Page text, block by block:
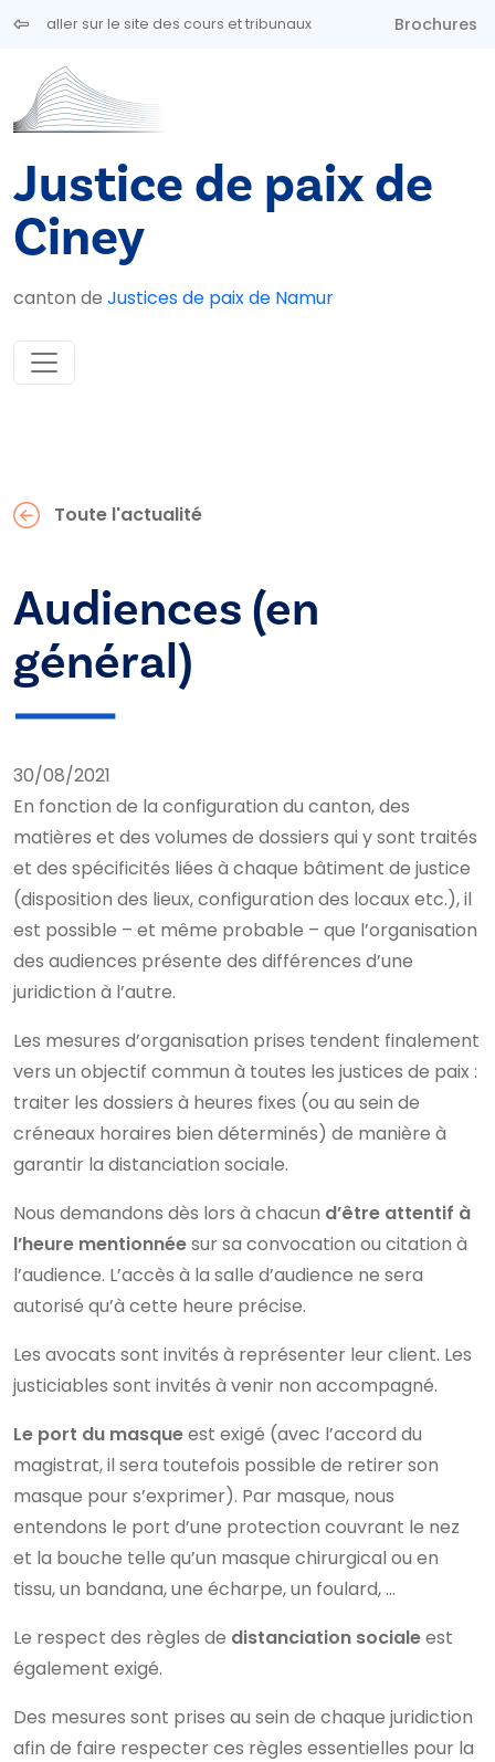
Aller au contenu principal
aller sur le site des cours et tribunaux Brochures
Justice de paix de
Ciney
canton de Justices de paix de Namur
Toute l'actualité
Audiences (en
général)
30/08/2021
En fonction de la configuration du canton, des
matières et des volumes de dossiers qui y sont traités
et des spécificités liées à chaque bâtiment de justice
(disposition des lieux, configuration des locaux etc.), il
est possible – et même probable – que l’organisation
des audiences présente des différences d’une
juridiction à l’autre.
Les mesures d’organisation prises tendent finalement
vers un objectif commun à toutes les justices de paix :
traiter les dossiers à heures fixes (ou au sein de
créneaux horaires bien déterminés) de manière à
garantir la distanciation sociale.
Nous demandons dès lors à chacun d’être attentif à
l’heure mentionnéesur sa convocation ou citation à
l’audience. L’accès à la salle d’audience ne sera
autorisé qu’à cette heure précise.
Les avocats sont invités à représenter leur client. Les
justiciables sont invités à venir non accompagné.
Le port du masqueest exigé (avec l’accord du
magistrat, il sera toutefois possible de retirer son
masque pour s’exprimer). Par masque, nous
entendons le port d’une protection couvrant le nez
et la bouche telle qu’un masque chirurgical ou en
tissu, un bandana, une écharpe, un foulard, …
Le respect des règles de distanciation socialeest
également exigé.
Des mesures sont prises au sein de chaque juridiction
afin de faire respecter ces règles essentielles pour la